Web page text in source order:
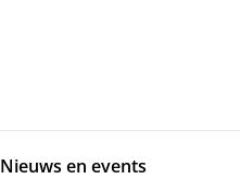
Nieuws en events